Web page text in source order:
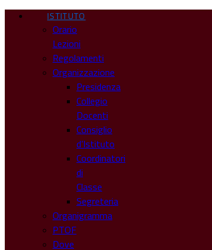
ISTITUTO
Orario
Lezioni
Regolamenti
Organizzazione
Presidenza
Collegio
Docenti
Consiglio
d’Istituto
Coordinatori
di
Classe
Segreteria
Organigramma
PTOF
Dove